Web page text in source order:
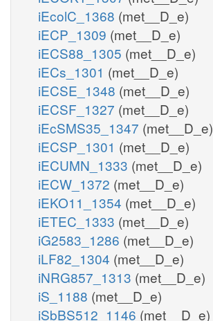
iEcolC_1368 (met__D_e)
iECP_1309 (met__D_e)
iECS88_1305 (met__D_e)
iECs_1301 (met__D_e)
iECSE_1348 (met__D_e)
iECSF_1327 (met__D_e)
iEcSMS35_1347 (met__D_e)
iECSP_1301 (met__D_e)
iECUMN_1333 (met__D_e)
iECW_1372 (met__D_e)
iEKO11_1354 (met__D_e)
iETEC_1333 (met__D_e)
iG2583_1286 (met__D_e)
iLF82_1304 (met__D_e)
iNRG857_1313 (met__D_e)
iS_1188 (met__D_e)
iSbBS512_1146 (met__D_e)